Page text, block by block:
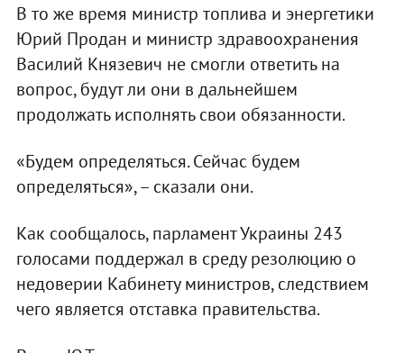
В то же время министр топлива и энергетики
Юрий Продан и министр здравоохранения
Василий Князевич не смогли ответить на
вопрос, будут ли они в дальнейшем
продолжать исполнять свои обязанности.
«Будем определяться. Сейчас будем
определяться», – сказали они.
Как сообщалось, парламент Украины 243
голосами поддержал в среду резолюцию о
недоверии Кабинету министров, следствием
чего является отставка правительства.